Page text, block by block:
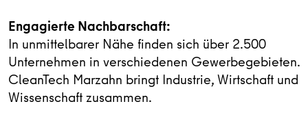
Engagierte Nachbarschaft:
In unmittelbarer Nähe finden sich über 2.500
Unternehmen in verschiedenen Gewerbegebieten.
CleanTech Marzahn bringt Industrie, Wirtschaft und
Wissenschaft zusammen.